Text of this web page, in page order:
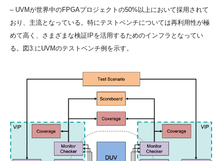
– UVMが世界中のFPGAプロジェクトの50%以上において採用されて
おり、主流となっている。特にテストベンチについては再利用性が極
めて高く、さまざまな検証IPを活用するためのインフラとなってい
る。図3.にUVMのテストベンチ例を示す。